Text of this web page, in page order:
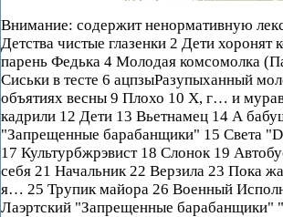
Внимание: содержит ненормативную
Детства чистые глазенки 2 Дети хоронят
парень Федька 4 Молодая комсомолка
Сиськи в тесте 6 ацпзыРазупыханный
объятиях весны 9 Плохо 10 Х, г… и
кадрили 12 Дети 13 Вьетнамец 14 А
"Запрещенные барабанщики" 15 Света
17 Культурбжрэвист 18 Слонок 19
себя 21 Начальник 22 Верзила 23 Пока
я… 25 Трупик майора 26 Военный
Лаэртский "Запрещенные барабанщики"